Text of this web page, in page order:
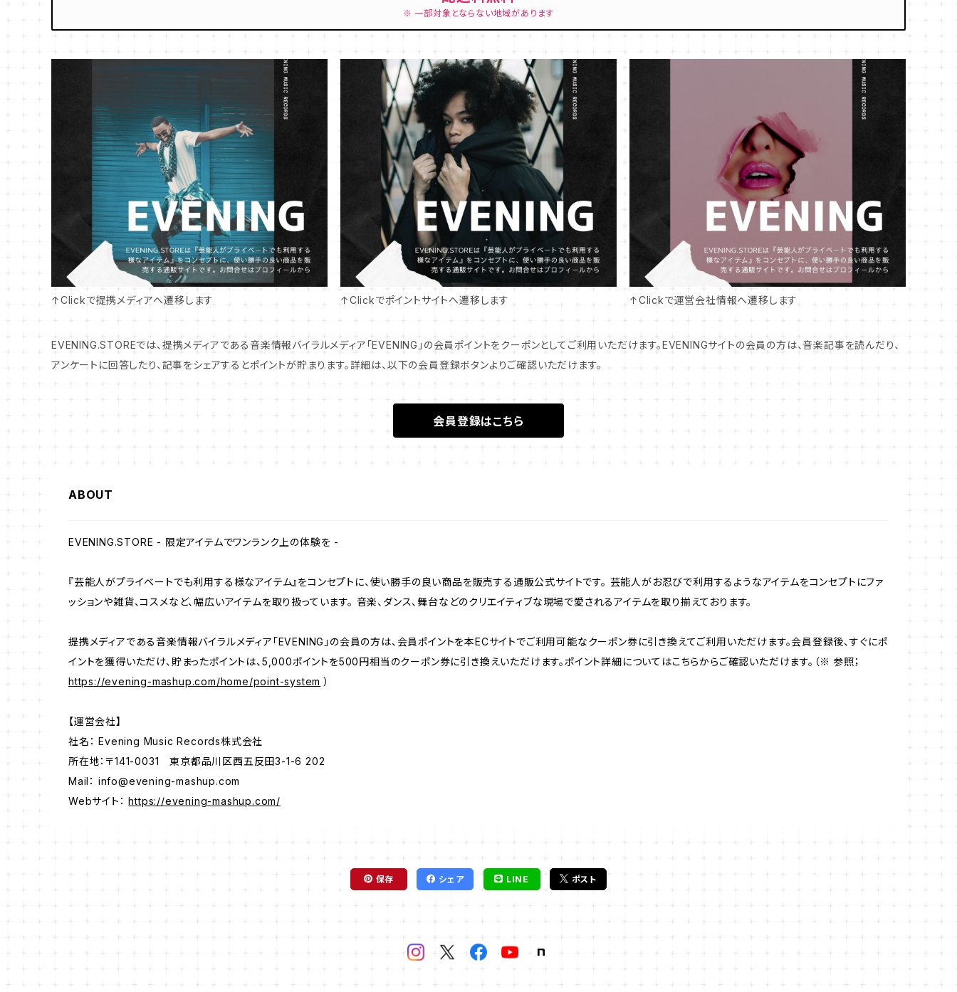
※ 一部対象とならない地域があります
↑Clickで提携メディアへ遷移します ↑Clickでポイントサイトへ遷移します ↑Clickで運営会社情報へ遷移します
EVENING.STOREでは、提携メディアである音楽情報バイラルメディア「EVENING」の会員ポイントをクーポンとしてご利用いただけます。EVENINGサイトの会員の方は、音楽記事を読んだり、
アンケートに回答したり、記事をシェアするとポイントが貯まります。詳細は、以下の会員登録ボタンよりご確認いただけます。
会員登録はこちら
ABOUT
EVENING.STORE - 限定アイテムでワンランク上の体験を -
『芸能人がプライベートでも利用する様なアイテム』をコンセプトに、使い勝手の良い商品を販売する通販公式サイトです。 芸能人がお忍びで利用するようなアイテムをコンセプトにファ
ッションや雑貨、コスメなど、幅広いアイテムを取り扱っています。 音楽、ダンス、舞台などのクリエイティブな現場で愛されるアイテムを取り揃えております。
提携メディアである音楽情報バイラルメディア「EVENING」の会員の方は、会員ポイントを本ECサイトでご利用可能なクーポン券に引き換えてご利用いただけます。会員登録後、すぐにポ
イントを獲得いただけ、貯まったポイントは、5,000ポイントを500円相当のクーポン券に引き換えいただけます。ポイント詳細についてはこちらからご確認いただけます。（※ 参照；
https://evening-mashup.com/home/point-system ）
【運営会社】
社名： Evening Music Records株式会社
所在地：〒141-0031 東京都品川区西五反田3-1-6 202
Mail： info@evening-mashup.com
Webサイト：https://evening-mashup.com/
保存 シェア LINE ポスト